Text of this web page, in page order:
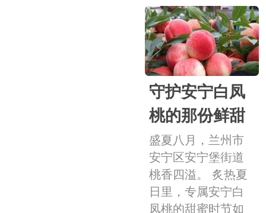
守护安宁白凤
桃的那份鲜甜
盛夏八月，兰州市
安宁区安宁堡街道
桃香四溢。 炙热夏
日里，专属安宁白
凤桃的甜蜜时节如